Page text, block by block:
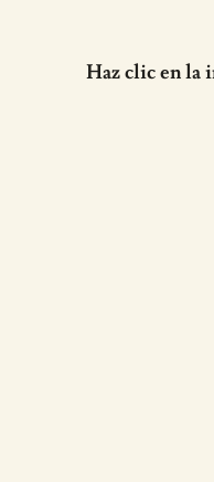
Haz clic en la